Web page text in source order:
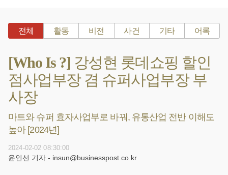
전체 활동 비전 사건 기타 어록
[Who Is ?] 강성현 롯데쇼핑 할인
점사업부장 겸 슈퍼사업부장 부
사장
마트와 슈퍼 효자사업부로 바꿔, 유통산업 전반 이해도
높아 [2024년]
2024-02-02 08:30:00
윤인선 기자 - insun@businesspost.co.kr